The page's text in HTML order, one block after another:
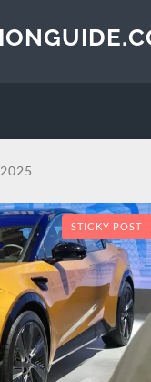
STICKY POST